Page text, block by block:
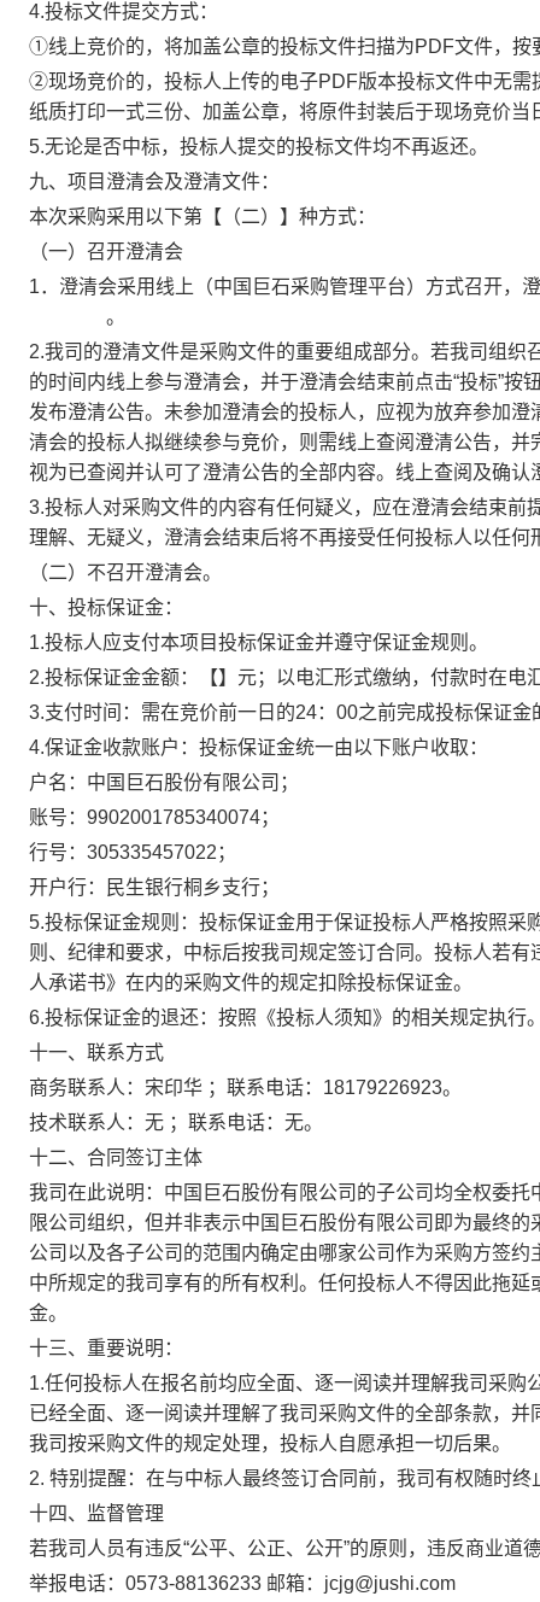
4.投标文件提交方式：
①线上竞价的，将加盖公章的投标文件扫描为PDF文件，按
②现场竞价的，投标人上传的电子PDF版本投标文件中无
纸质打印一式三份、加盖公章，将原件封装后于现场竞价
5.无论是否中标，投标人提交的投标文件均不再返还。
九、项目澄清会及澄清文件：
本次采购采用以下第 【（二）】 种方式：
（一）召开澄清会
1．澄清会采用线上（中国巨石采购管理平台）方式召
。
2.我司的澄清文件是采购文件的重要组成部分。若我司组
的时间内线上参与澄清会，并于澄清会结束前点击“投标”
发布澄清公告。未参加澄清会的投标人，应视为放弃参加
清会的投标人拟继续参与竞价，则需线上查阅澄清公告，
视为已查阅并认可了澄清公告的全部内容。线上查阅及确认
3.投标人对采购文件的内容有任何疑义，应在澄清会结束
理解、无疑义，澄清会结束后将不再接受任何投标人以任何
（二）不召开澄清会。
十、投标保证金：
1.投标人应支付本项目投标保证金并遵守保证金规则。
2.投标保证金金额：【】元；以电汇形式缴纳，付款时在电
3.支付时间：需在竞价前一日的24：00之前完成投标保证
4.保证金收款账户：投标保证金统一由以下账户收取：
户名：中国巨石股份有限公司；
账号：9902001785340074；
行号：305335457022；
开户行：民生银行桐乡支行；
5.投标保证金规则：投标保证金用于保证投标人严格按照
则、纪律和要求，中标后按我司规定签订合同。投标人若
人承诺书》在内的采购文件的规定扣除投标保证金。
6.投标保证金的退还：按照《投标人须知》的相关规定执行
十一、联系方式
商务联系人：宋印华 ；联系电话：18179226923。
技术联系人：无 ；联系电话：无。
十二、合同签订主体
我司在此说明：中国巨石股份有限公司的子公司均全权委
限公司组织，但并非表示中国巨石股份有限公司即为最终
公司以及各子公司的范围内确定由哪家公司作为采购方签
中所规定的我司享有的所有权利。任何投标人不得因此拖
金。
十三、重要说明：
1.任何投标人在报名前均应全面、逐一阅读并理解我司采
已经全面、逐一阅读并理解了我司采购文件的全部条款，
我司按采购文件的规定处理，投标人自愿承担一切后果。
2. 特别提醒：在与中标人最终签订合同前，我司有权随时终
十四、监督管理
若我司人员有违反“公平、公正、公开”的原则，违反商业
举报电话：0573-88136233 邮箱：jcjg@jushi.com